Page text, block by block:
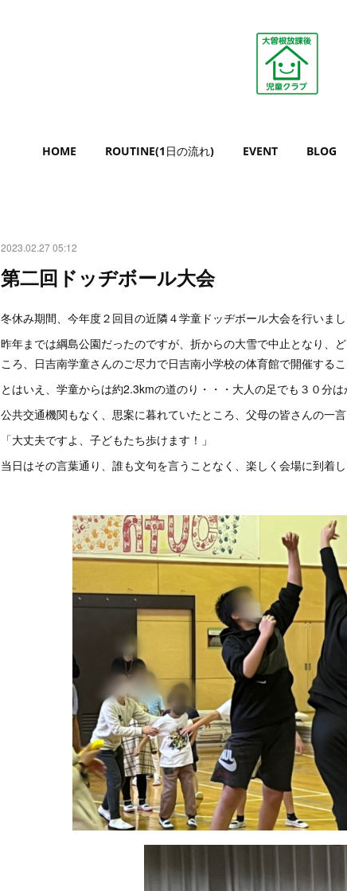
HOME ROUTINE(1日の流れ) EVENT BLOG
2023.02.27 05:12
第二回ドッヂボール大会
冬休み期間、今年度２回目の近隣４学童ドッヂボール大会を行いまし
昨年までは綱島公園だったのですが、折からの大雪で中止となり、
ころ、日吉南学童さんのご尽力で日吉南小学校の体育館で開催するこ
とはいえ、学童からは約2.3kmの道のり・・・大人の足でも３０分は
公共交通機関もなく、思案に暮れていたところ、父母の皆さんの一言
「大丈夫ですよ、子どもたち歩けます！」
当日はその言葉通り、誰も文句を言うことなく、楽しく会場に到着し